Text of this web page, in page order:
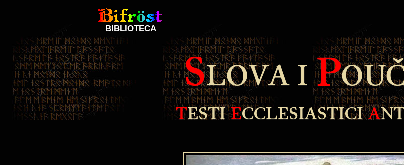
BIBLIOTECA
SLOVA IP
TESTIECCLESIASTICIA